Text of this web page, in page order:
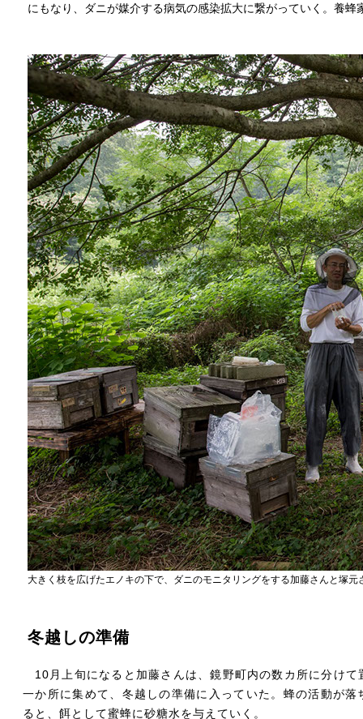
にもなり、ダニが媒介する病気の感染拡大に繋がっていく。養
大きく枝を広げたエノキの下で、ダニのモニタリングをする加藤さんと塚元
冬越しの準備
10月上旬になると加藤さんは、鏡野町内の数カ所に分けて
一か所に集めて、冬越しの準備に入っていた。蜂の活動が落
ると、餌として蜜蜂に砂糖水を与えていく。